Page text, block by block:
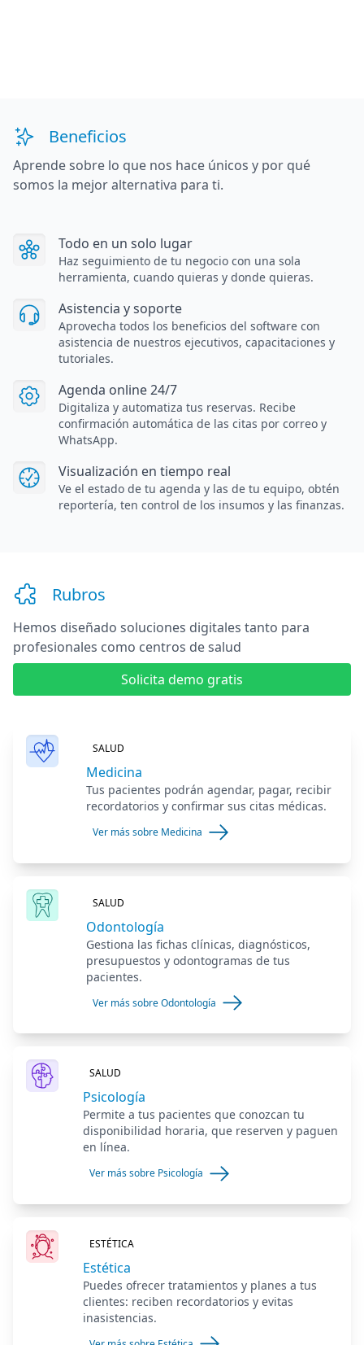
Beneficios
Aprende sobre lo que nos hace únicos y por qué
somos la mejor alternativa para ti.
Todo en un solo lugar
Haz seguimiento de tu negocio con una sola
herramienta, cuando quieras y donde quieras.
Asistencia y soporte
Aprovecha todos los beneficios del software con
asistencia de nuestros ejecutivos, capacitaciones y
tutoriales.
Agenda online 24/7
Digitaliza y automatiza tus reservas. Recibe
confirmación automática de las citas por correo y
WhatsApp.
Visualización en tiempo real
Ve el estado de tu agenda y las de tu equipo, obtén
reportería, ten control de los insumos y las finanzas.
Rubros
Hemos diseñado soluciones digitales tanto para
profesionales como centros de salud
Solicita demo gratis
SALUD
Medicina
Tus pacientes podrán agendar, pagar, recibir
recordatorios y confirmar sus citas médicas.
Ver más sobre Medicina
SALUD
Odontología
Gestiona las fichas clínicas, diagnósticos,
presupuestos y odontogramas de tus
pacientes.
Ver más sobre Odontología
SALUD
Psicología
Permite a tus pacientes que conozcan tu
disponibilidad horaria, que reserven y paguen
en línea.
Ver más sobre Psicología
ESTÉTICA
Estética
Puedes ofrecer tratamientos y planes a tus
clientes: reciben recordatorios y evitas
inasistencias.